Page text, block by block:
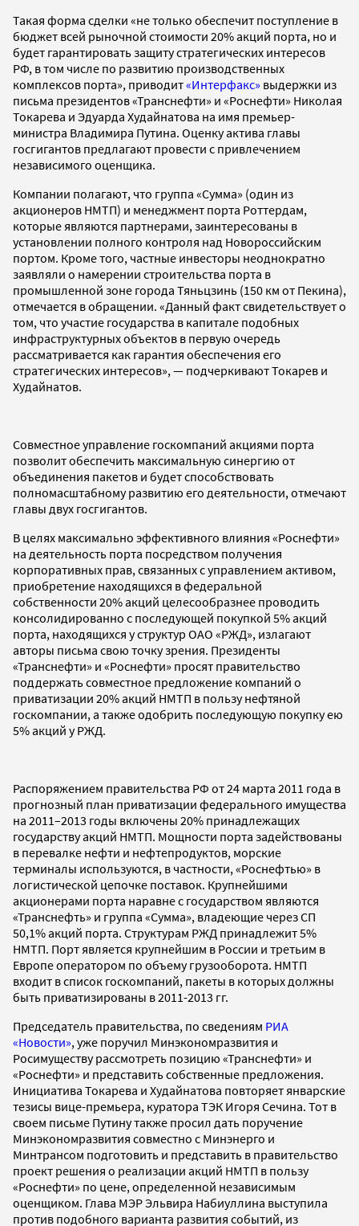
Такая форма сделки «не только обеспечит поступление в
бюджет всей рыночной стоимости 20% акций порта, но и
будет гарантировать защиту стратегических интересов
РФ, в том числе по развитию производственных
комплексов порта», приводит«Интерфакс» выдержки из
письма президентов «Транснефти» и «Роснефти» Николая
Токарева и Эдуарда Худайнатова на имя премьер-
министра Владимира Путина. Оценку актива главы
госгигантов предлагают провести с привлечением
независимого оценщика.
Компании полагают, что группа «Сумма» (один из
акционеров НМТП) и менеджмент порта Роттердам,
которые являются партнерами, заинтересованы в
установлении полного контроля над Новороссийским
портом. Кроме того, частные инвесторы неоднократно
заявляли о намерении строительства порта в
промышленной зоне города Тяньцзинь (150 км от Пекина),
отмечается в обращении. «Данный факт свидетельствует о
том, что участие государства в капитале подобных
инфраструктурных объектов в первую очередь
рассматривается как гарантия обеспечения его
стратегических интересов», — подчеркивают Токарев и
Худайнатов.
Совместное управление госкомпаний акциями порта
позволит обеспечить максимальную синергию от
объединения пакетов и будет способствовать
полномасштабному развитию его деятельности, отмечают
главы двух госгигантов.
В целях максимально эффективного влияния «Роснефти»
на деятельность порта посредством получения
корпоративных прав, связанных с управлением активом,
приобретение находящихся в федеральной
собственности 20% акций целесообразнее проводить
консолидированно с последующей покупкой 5% акций
порта, находящихся у структур ОАО «РЖД», излагают
авторы письма свою точку зрения. Президенты
«Транснефти» и «Роснефти» просят правительство
поддержать совместное предложение компаний о
приватизации 20% акций НМТП в пользу нефтяной
госкомпании, а также одобрить последующую покупку ею
5% акций у РЖД.
Распоряжением правительства РФ от 24 марта 2011 года в
прогнозный план приватизации федерального имущества
на 2011–2013 годы включены 20% принадлежащих
государству акций НМТП. Мощности порта задействованы
в перевалке нефти и нефтепродуктов, морские
терминалы используются, в частности, «Роснефтью» в
логистической цепочке поставок. Крупнейшими
акционерами порта наравне с государством являются
«Транснефть» и группа «Сумма», владеющие через СП
50,1% акций порта. Структурам РЖД принадлежит 5%
НМТП. Порт является крупнейшим в России и третьим в
Европе оператором по объему грузооборота. НМТП
входит в список госкомпаний, пакеты в которых должны
быть приватизированы в 2011-2013 гг.
Председатель правительства, по сведениям РИА
«Новости», уже поручил Минэкономразвития и
Росимуществу рассмотреть позицию «Транснефти» и
«Роснефти» и представить собственные предложения.
Инициатива Токарева и Худайнатова повторяет январские
тезисы вице-премьера, куратора ТЭК Игоря Сечина. Тот в
своем письме Путину также просил дать поручение
Минэкономразвития совместно с Минэнерго и
Минтрансом подготовить и представить в правительство
проект решения о реализации акций НМТП в пользу
«Роснефти» по цене, определенной независимым
оценщиком. Глава МЭР Эльвира Набиуллина выступила
против подобного варианта развития событий, из